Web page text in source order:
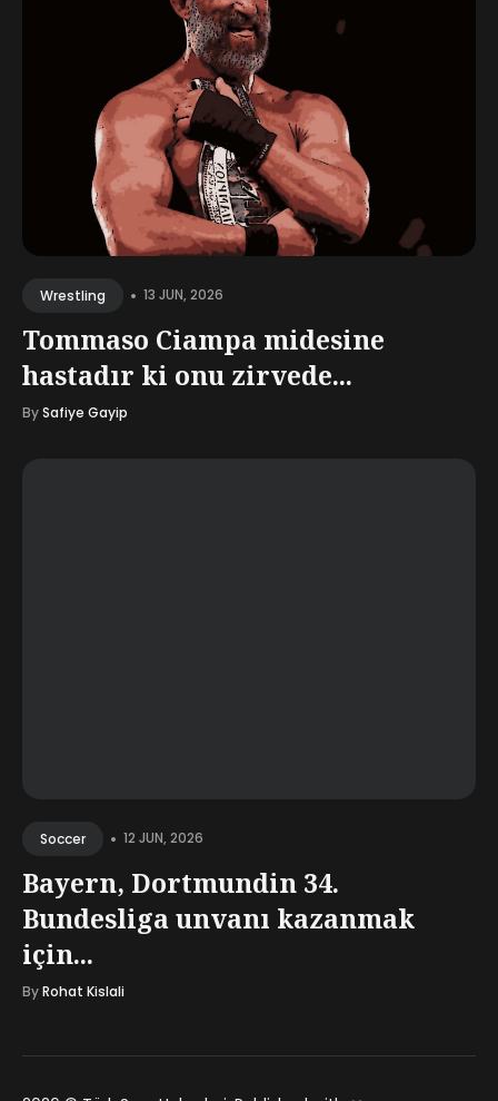
Wrestling • 13 JUN, 2026
Tommaso Ciampa midesine
hastadır ki onu zirvede...
BySafiye Gayip
Soccer • 12 JUN, 2026
Bayern, Dortmundin 34.
Bundesliga unvanı kazanmak
için...
ByRohat Kislali